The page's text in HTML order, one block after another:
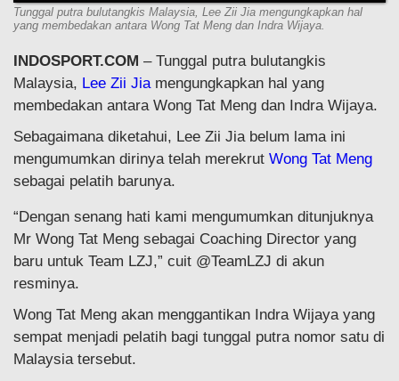
Tunggal putra bulutangkis Malaysia, Lee Zii Jia mengungkapkan hal
yang membedakan antara Wong Tat Meng dan Indra Wijaya.
INDOSPORT.COM – Tunggal putra bulutangkis
Malaysia, Lee Zii Jiamengungkapkan hal yang
membedakan antara Wong Tat Meng dan Indra Wijaya.
Sebagaimana diketahui, Lee Zii Jia belum lama ini
mengumumkan dirinya telah merekrut Wong Tat Meng
sebagai pelatih barunya.
“Dengan senang hati kami mengumumkan ditunjuknya
Mr Wong Tat Meng sebagai Coaching Director yang
baru untuk Team LZJ,” cuit @TeamLZJ di akun
resminya.
Wong Tat Meng akan menggantikan Indra Wijaya yang
sempat menjadi pelatih bagi tunggal putra nomor satu di
Malaysia tersebut.